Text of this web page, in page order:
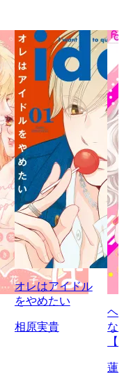
オレはアイドル
をやめたい
相原実貴
ヘ
な
蓮